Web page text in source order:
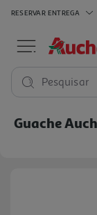
RESERVAR ENTREGA
Pesquisar
Guache